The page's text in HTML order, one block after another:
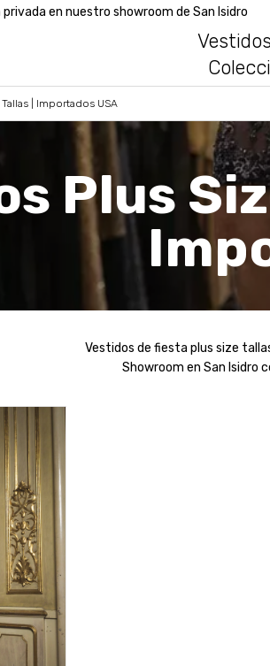
en nuestro showroom de San Isidro Paz
| Importados USA
Inicio >
Plus
Vestidos de fiesta plus size
Showroom en San Isidro